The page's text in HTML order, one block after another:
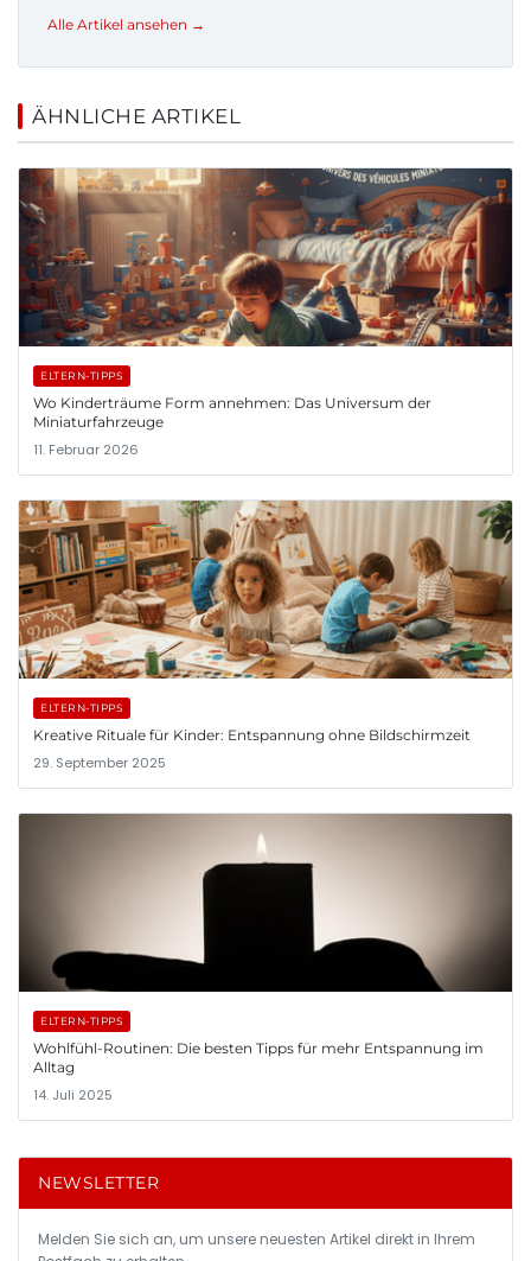
Alle Artikel ansehen →
ÄHNLICHE ARTIKEL
ELTERN-TIPPS
Wo Kinderträume Form annehmen: Das Universum der
Miniaturfahrzeuge
11. Februar 2026
ELTERN-TIPPS
Kreative Rituale für Kinder: Entspannung ohne Bildschirmzeit
29. September 2025
ELTERN-TIPPS
Wohlfühl-Routinen: Die besten Tipps für mehr Entspannung im
Alltag
14. Juli 2025
NEWSLETTER
Melden Sie sich an, um unsere neuesten Artikel direkt in Ihrem